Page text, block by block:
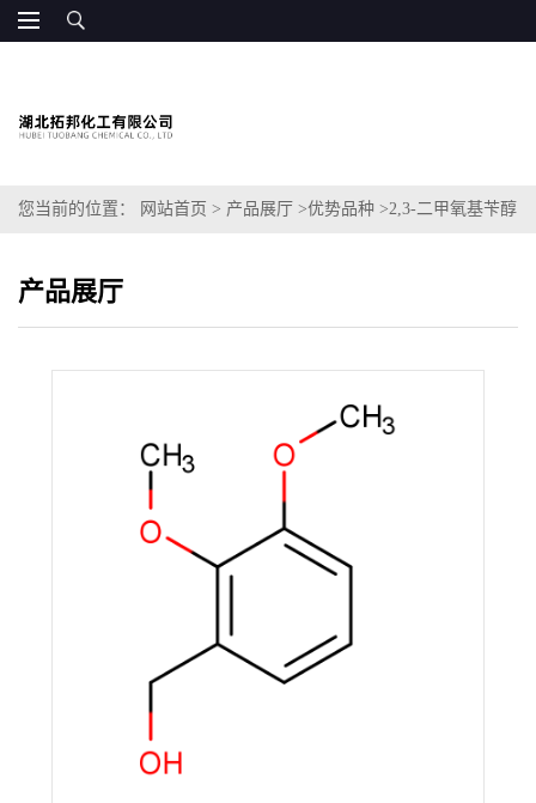
您当前的位置： 网站首页 > 产品展厅 >优势品种 >2,3-二甲氧基苄醇
产品展厅